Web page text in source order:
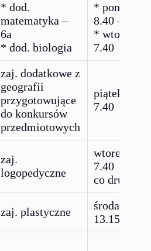
* dod.
matematyka –
6a
* dod. biologia
*
8.40 – 9.25
* wtorek
7.40
zaj. dodatkowe z
geografii
przygotowujące
do konkursów
przedmiotowych
piątek 7.00
7.40
zaj.
logopedyczne
wtorek
7.40
co drugi
zaj. plastyczne
środa
13.15